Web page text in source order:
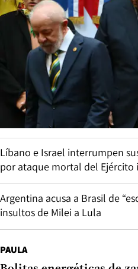
Líbano e Israel interrumpen
por ataque mortal del Ejército
Argentina acusa a Brasil de
insultos de Milei a Lula
PAULA